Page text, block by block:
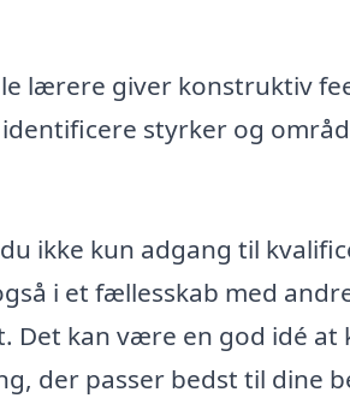
lærere giver konstruktiv
styrker og
ikke kun adgang til
i et fællesskab med
Det kan være en god idé
der passer bedst til dine